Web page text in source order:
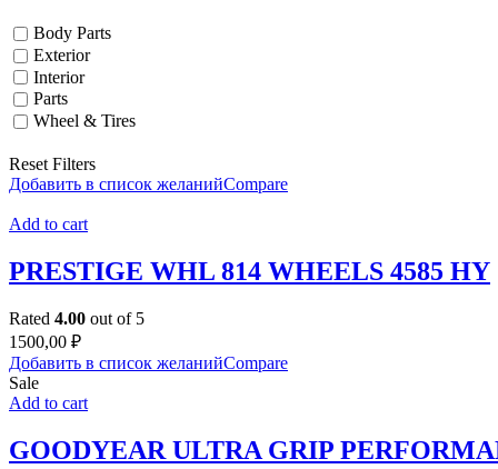
Body Parts
Exterior
Interior
Parts
Wheel & Tires
Reset Filters
Добавить в список желанийCompare
Add to cart
PRESTIGE WHL 814 WHEELS 4585 HY
Rated 4.00 out of 5
1500,00 ₽
Добавить в список желанийCompare
Sale
Add to cart
GOODYEAR ULTRA GRIP